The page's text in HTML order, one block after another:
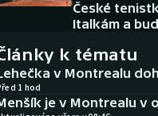
České
Italkám a
k tématu
v Montrealu
1 hod
je v Montrealu v